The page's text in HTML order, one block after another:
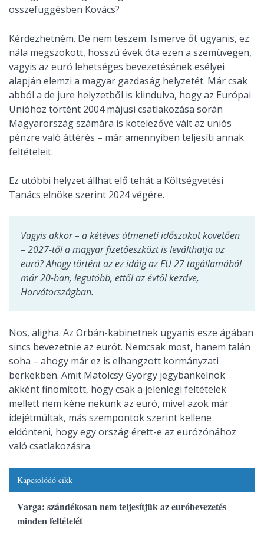
összefüggésben Kovács?
Kérdezhetném. De nem teszem. Ismerve őt ugyanis, ez
nála megszokott, hosszú évek óta ezen a szemüvegen,
vagyis az euró lehetséges bevezetésének esélyei
alapján elemzi a magyar gazdaság helyzetét. Már csak
abból a de jure helyzetből is kiindulva, hogy az Európai
Unióhoz történt 2004 májusi csatlakozása során
Magyarország számára is kötelezővé vált az uniós
pénzre való áttérés – már amennyiben teljesíti annak
feltételeit.
Ez utóbbi helyzet állhat elő tehát a Költségvetési
Tanács elnöke szerint 2024 végére.
Vagyis akkor – a kétéves átmeneti időszakot követően
– 2027-től a magyar fizetőeszközt is leválthatja az
euró? Ahogy történt az ez idáig az EU 27 tagállamából
már 20-ban, legutóbb, ettől az évtől kezdve,
Horvátországban.
Nos, aligha. Az Orbán-kabinetnek ugyanis esze ágában
sincs bevezetnie az eurót. Nemcsak most, hanem talán
soha – ahogy már ez is elhangzott kormányzati
berkekben. Amit Matolcsy György jegybankelnök
akként finomított, hogy csak a jelenlegi feltételek
mellett nem kéne nekünk az euró, mivel azok már
idejétmúltak, más szempontok szerint kellene
eldönteni, hogy egy ország érett-e az eurózónához
való csatlakozásra.
Kapcsolódó cikk
Varga: szándékosan nem teljesítjük az euróbevezetés
minden feltételét